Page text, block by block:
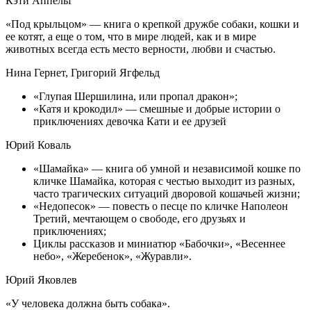
«Под крыльцом» — книга о крепкой дружбе собаки, кошки и
ее котят, а еще о том, что в мире людей, как и в мире
животных всегда есть место верности, любви и счастью.
Нина Гернет, Григорий Ягфельд
«Глупая Шершилина, или пропал дракон»;
«Катя и крокодил» — смешные и добрые истории о
приключениях девочка Кати и ее друзей
Юрий Коваль
«Шамайка» — книга об умной и независимой кошке по
кличке Шамайка, которая с честью выходит из разных,
часто трагических ситуаций дворовой кошачьей жизни;
«Недопесок» — повесть о песце по кличке Наполеон
Третий, мечтающем о свободе, его друзьях и
приключениях;
Циклы рассказов и миниатюр «Бабочки», «Весеннее
небо», «Жеребенок», «Журавли».
Юрий Яковлев
«У человека должна быть собака».